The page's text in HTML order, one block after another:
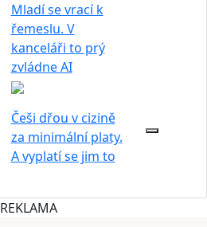
Mladí se vrací k
řemeslu. V
kanceláři to prý
zvládne AI
Češi dřou v cizině
za minimální platy.
A vyplatí se jim to
REKLAMA